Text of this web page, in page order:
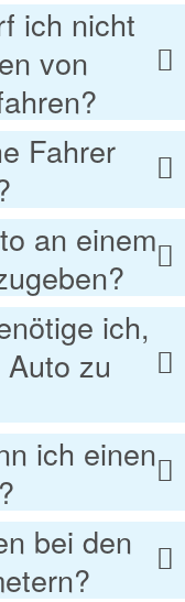
ich nicht
von
Fahrer
an einem
ich,
zu
ich einen
bei den